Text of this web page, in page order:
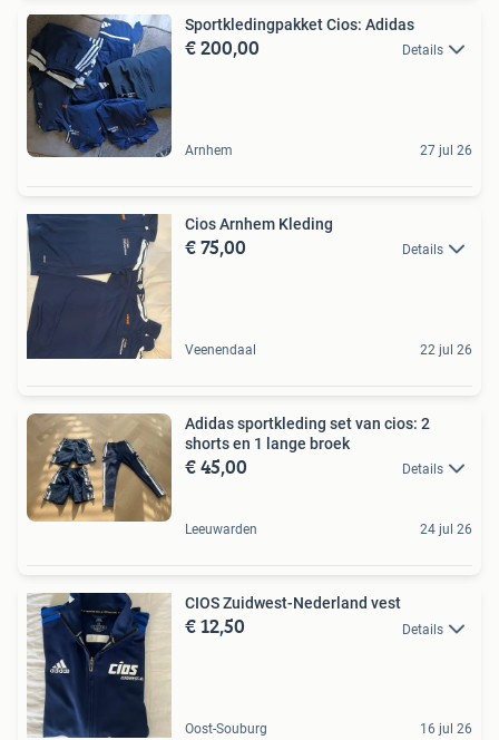
Sportkledingpakket Cios: Adidas
€ 200,00 Details
Arnhem 27 jul 26
Cios Arnhem Kleding
€ 75,00 Details
Veenendaal 22 jul 26
Adidas sportkleding set van cios: 2
shorts en 1 lange broek
€ 45,00 Details
Leeuwarden 24 jul 26
CIOS Zuidwest-Nederland vest
€ 12,50 Details
Oost-Souburg 16 jul 26